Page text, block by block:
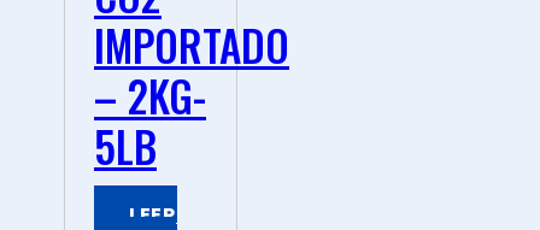
IMPORTADO
– 2KG-
5LB
LEER